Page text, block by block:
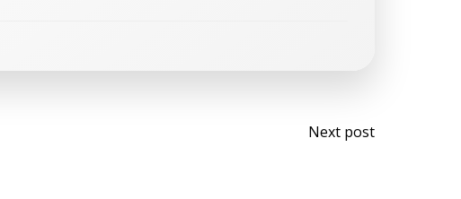
Next post